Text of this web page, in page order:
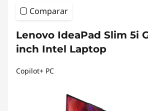
Comparar
Lenovo IdeaPad Slim 5i
inch Intel Laptop
Copilot+ PC